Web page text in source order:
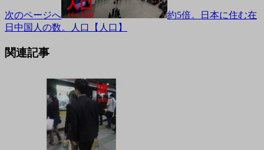
次のページへ
約5倍。日本に住む在
日中国人の数。人口【人口】
関連記事